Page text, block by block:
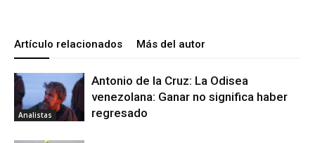
Artículo relacionados Más del autor
Analistas
Antonio de la Cruz: La Odisea
venezolana: Ganar no significa haber
regresado